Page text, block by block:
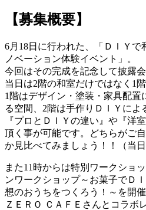
【募集概要】
6月18日に行われた、「ＤＩＹで
ノベーション体験イベント」。
今回はその完成を記念して披露会
当日は2階の和室だけではなく1
1階はデザイン・塗装・家具配置
る空間、2階は手作りＤＩＹによ
『プロとＤＩＹの違い』や『洋
頂く事が可能です。どちらがご
か見比べてみましょう！！（当
また11時からは特別ワークシ
ンワークショップ～お菓子でＤ
想のおうちをつくろう！～を開催
ＺＥＲＯ ＣＡＦＥさんとコラボ